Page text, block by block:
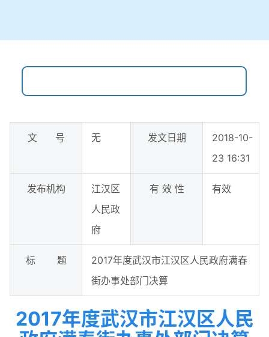
文 号 无 发文日期
2018-10-
23 16:31
发布机构
江汉区
人民政
府
有 效 性 有效
标 题
2017年度武汉市江汉区人民政府满春
街办事处部门决算
2017年度武汉市江汉区人民